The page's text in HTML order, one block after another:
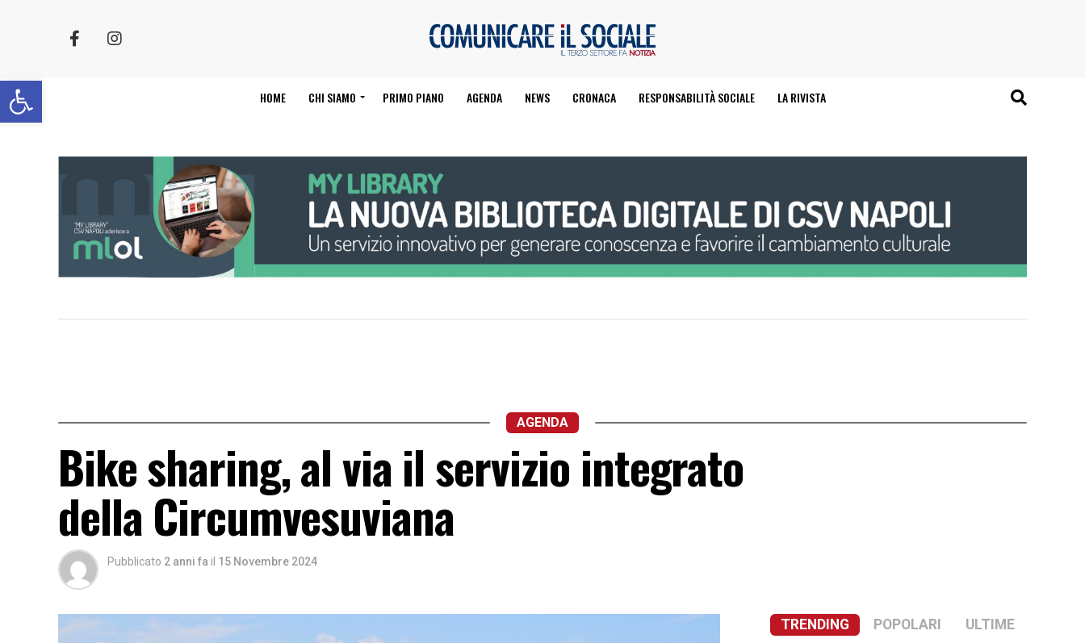
Apri la barra degli strumenti HOME CHI SIAMO PRIMO PIANO AGENDA NEWS CRONACA RESPONSABILITÀ SOCIALE LA RIVISTA
AGENDA
Bike sharing, al via il servizio integrato
della Circumvesuviana
Pubblicato 2 anni fa il 15 Novembre 2024
TRENDING POPOLARI ULTIME